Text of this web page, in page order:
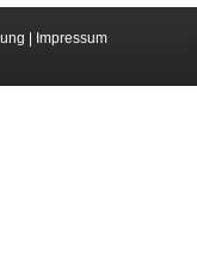
Impressum